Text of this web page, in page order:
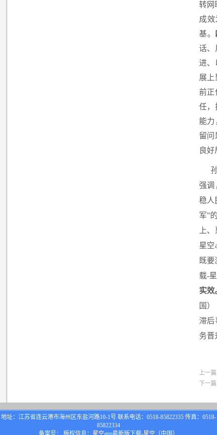
转网
成
基。
话、
进、
展上
前正
任，
能力
留问
良
强调
稳人
军”
上
星空
既要
载-
实效
国
滞后
务晋
上一
下一
地址：江苏省连云港市海州区东盐河路10-1号 联系电话：0518-85822335 传真：0518-
85822334
备案号： 版权信息：星空app最新版下载-星空（中国）